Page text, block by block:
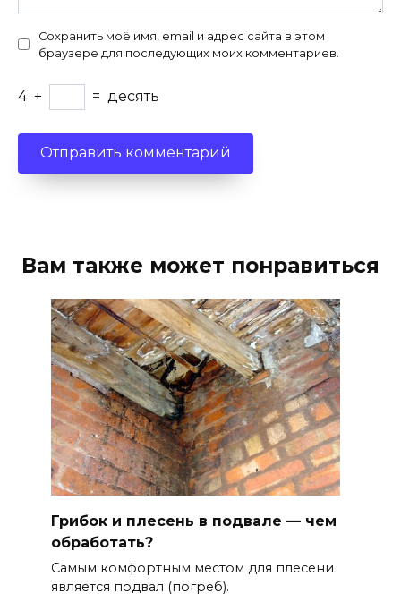
Сохранить моё имя, email и адрес сайта в этом
браузере для последующих моих комментариев.
4 + = десять
Вам также может понравиться
Грибок и плесень в подвале — чем
обработать?
Самым комфортным местом для плесени
является подвал (погреб).